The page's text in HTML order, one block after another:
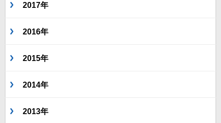
2017年
2016年
2015年
2014年
2013年